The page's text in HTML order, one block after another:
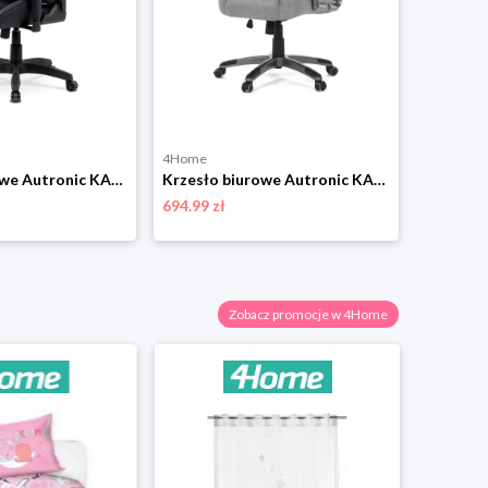
Krzesło biurowe Autronic KA-F03 BK
4Home
Krzesło biurowe Autronic KA-C715 GREY2
694.99 zł
Zobacz promocje w 4Home